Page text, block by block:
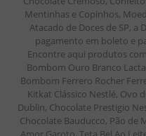
Mentinhas e Copinhos,
Atacado de Doces de SP, a
pagamento em boleto e
Encontre aqui produtos
Bombom Ouro Branco
Bombom Ferrero Rocher
Kitkat Clássico Nestlé, Ovo
Dublin, Chocolate Prestigio
Chocolate Bauducco, Pão de